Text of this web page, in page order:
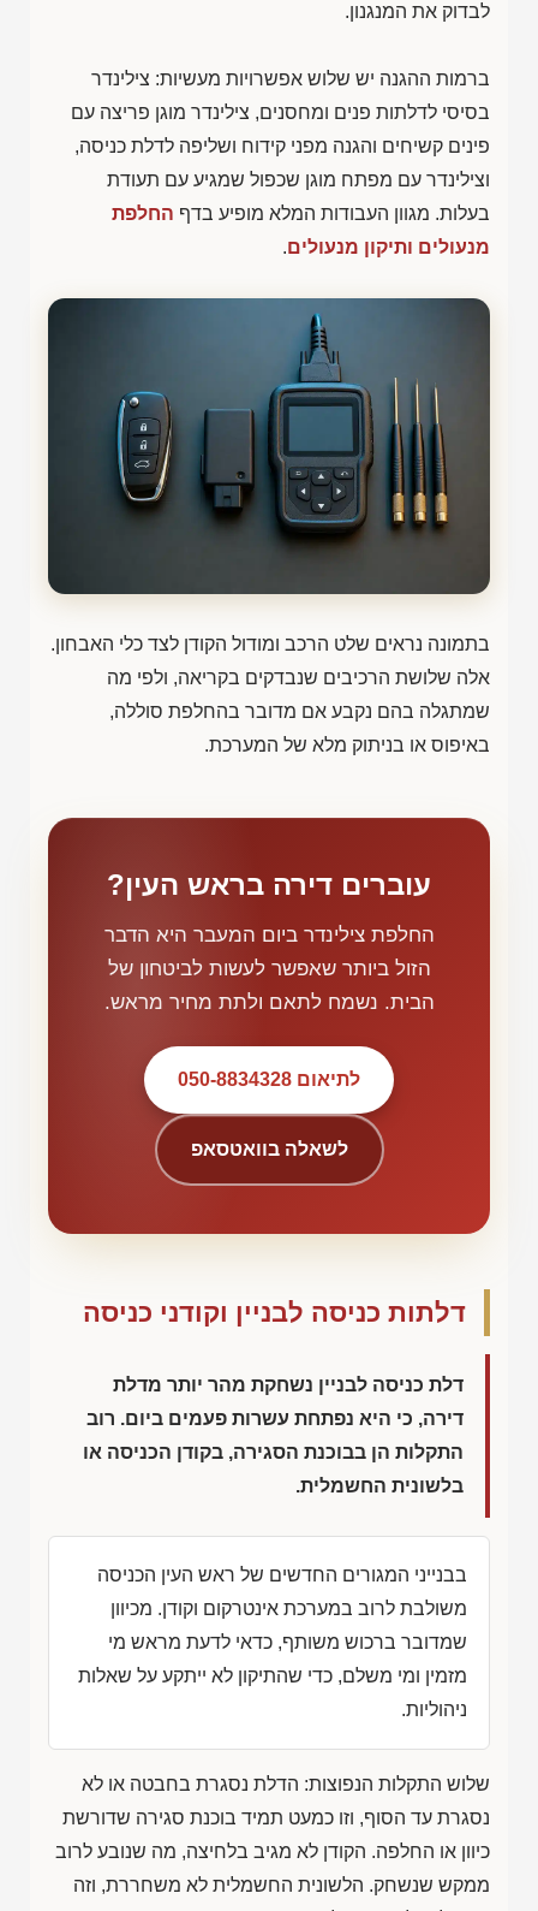
לבדוק את המנגנון.
ברמות ההגנה יש שלוש אפשרויות מעשיות: צילינדר
בסיסי לדלתות פנים ומחסנים, צילינדר מוגן פריצה עם
פינים קשיחים והגנה מפני קידוח ושליפה לדלת כניסה,
וצילינדר עם מפתח מוגן שכפול שמגיע עם תעודת
בעלות. מגוון העבודות המלא מופיע בדף החלפת
מנעולים ותיקון מנעולים.
בתמונה נראים שלט הרכב ומודול הקודן לצד כלי האבחון.
אלה שלושת הרכיבים שנבדקים בקריאה, ולפי מה
שמתגלה בהם נקבע אם מדובר בהחלפת סוללה,
באיפוס או בניתוק מלא של המערכת.
עוברים דירה בראש העין?
החלפת צילינדר ביום המעבר היא הדבר
הזול ביותר שאפשר לעשות לביטחון של
הבית. נשמח לתאם ולתת מחיר מראש.
לתיאום 050-8834328
לשאלה בוואטסאפ
דלתות כניסה לבניין וקודני כניסה
דלת כניסה לבניין נשחקת מהר יותר מדלת
דירה, כי היא נפתחת עשרות פעמים ביום. רוב
התקלות הן בבוכנת הסגירה, בקודן הכניסה או
בלשונית החשמלית.
בבנייני המגורים החדשים של ראש העין הכניסה
משולבת לרוב במערכת אינטרקום וקודן. מכיוון
שמדובר ברכוש משותף, כדאי לדעת מראש מי
מזמין ומי משלם, כדי שהתיקון לא ייתקע על שאלות
ניהוליות.
שלוש התקלות הנפוצות: הדלת נסגרת בחבטה או לא
נסגרת עד הסוף, וזו כמעט תמיד בוכנת סגירה שדורשת
כיוון או החלפה. הקודן לא מגיב בלחיצה, מה שנובע לרוב
ממקש שנשחק. הלשונית החשמלית לא משחררת, וזה